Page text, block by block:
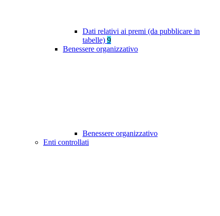
Dati relativi ai premi (da pubblicare in
tabelle) 9
Benessere organizzativo
Benessere organizzativo
Enti controllati